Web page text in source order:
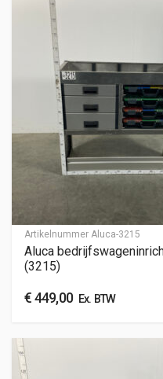
Artikelnummer Aluca-3215
Aluca
(3215)
€449,00Ex. BTW